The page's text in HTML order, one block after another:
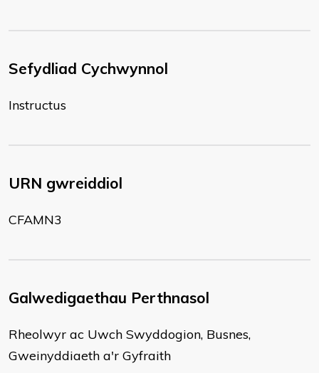
Sefydliad Cychwynnol
Instructus
URN gwreiddiol
CFAMN3
Galwedigaethau Perthnasol
Rheolwyr ac Uwch Swyddogion, Busnes,
Gweinyddiaeth a'r Gyfraith